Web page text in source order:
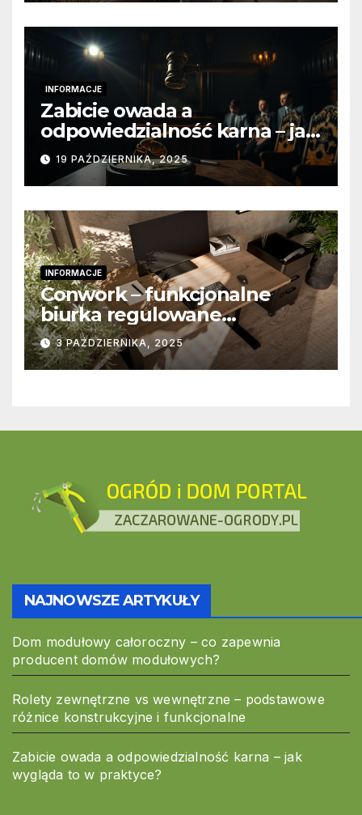
INFORMACJE
Zabicie owada a
odpowiedzialność karna – jak
wygląda to w praktyce?
19 PAŹDZIERNIKA, 2025
INFORMACJE
Conwork – funkcjonalne
biurka regulowane
stworzone z myślą o
nowoczesnych
przestrzeniach pracy
3 PAŹDZIERNIKA, 2025
NAJNOWSZE ARTYKUŁY
Dom modułowy całoroczny – co zapewnia
producent domów modułowych?
Rolety zewnętrzne vs wewnętrzne – podstawowe
różnice konstrukcyjne i funkcjonalne
Zabicie owada a odpowiedzialność karna – jak
wygląda to w praktyce?